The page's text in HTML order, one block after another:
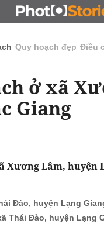
ĐẤU GIÁ - ĐẤU THẦU
Quy hoạch đẹp Điều
ở xã
Giang
Xương Lâm, huyện
Đào, huyện Lạng
Thái Đào, huyện Lạng